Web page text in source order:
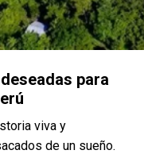
para
viva y
de un sueño.